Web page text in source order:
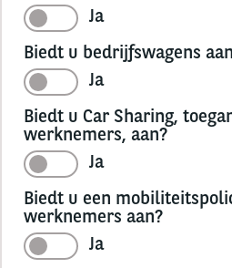
Ja
Biedt u bedrijfswagens
Ja
Biedt u Car Sharing,
werknemers, aan?
Ja
Biedt u een
werknemers aan?
Ja